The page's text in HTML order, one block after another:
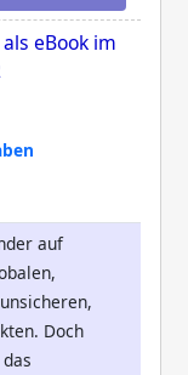
eBook im
auf
Doch